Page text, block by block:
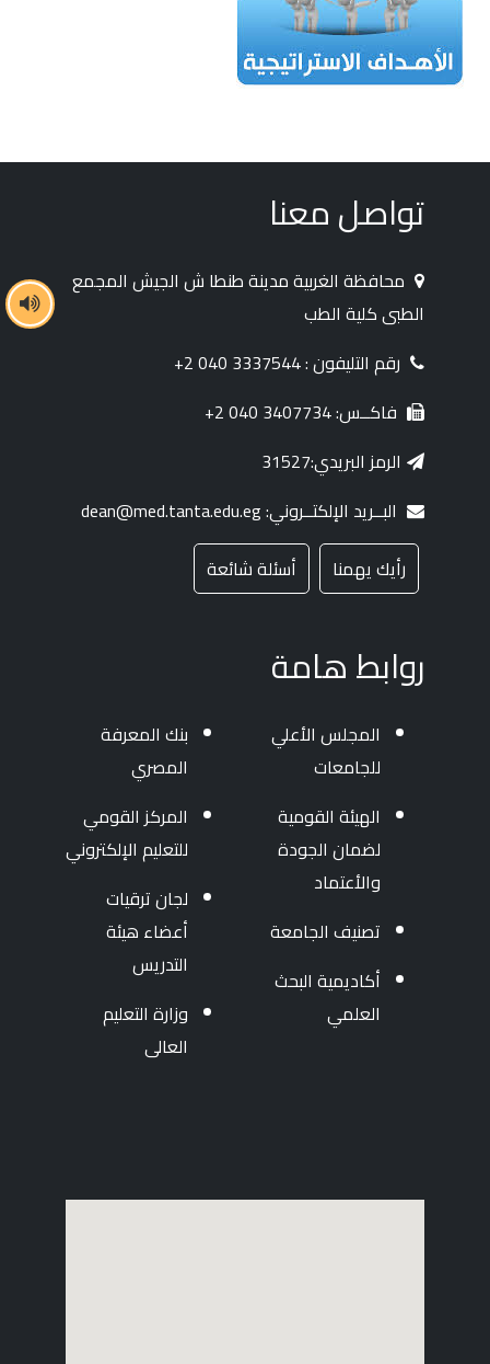
تواصل معنا
محافظة الغربية مدينة طنطا ش الجيش المجمع
الطبى كلية الطب
رقم التليفون : 3337544 040 2+
فاكــس: 3407734 040 2+
الرمز البريدي:31527
البــريد الإلكتــروني: dean@med.tanta.edu.eg
رأيك يهمنا
أسئلة شائعة
روابط هامة
المجلس الأعلي
للجامعات
الهيئة القومية
لضمان الجودة
والأعتماد
تصنيف الجامعة
أكاديمية البحث
العلمي
بنك المعرفة
المصري
المركز القومي
للتعليم الإلكتروني
لجان ترقيات
أعضاء هيئة
التدريس
وزارة التعليم
العالى